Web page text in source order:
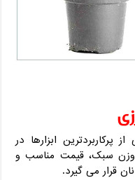
ابزارها در
وزن سبک، قیمت مناسب و
قرار می گیرد.